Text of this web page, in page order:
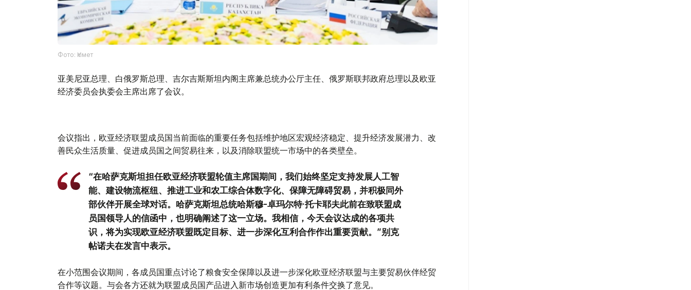
Фото: Үкімет
亚美尼亚总理、白俄罗斯总理、吉尔吉斯斯坦内阁主席兼总统办公厅主任、俄罗斯联邦政府总理以及欧亚
经济委员会执委会主席出席了会议。
会议指出，欧亚经济联盟成员国当前面临的重要任务包括维护地区宏观经济稳定、提升经济发展潜力、改
善民众生活质量、促进成员国之间贸易往来，以及消除联盟统一市场中的各类壁垒。
“在哈萨克斯坦担任欧亚经济联盟轮值主席国期间，我们始终坚定支持发展人工智
能、建设物流枢纽、推进工业和农工综合体数字化、保障无障碍贸易，并积极同外
部伙伴开展全球对话。哈萨克斯坦总统哈斯穆-卓玛尔特·托卡耶夫此前在致联盟成
员国领导人的信函中，也明确阐述了这一立场。我相信，今天会议达成的各项共
识，将为实现欧亚经济联盟既定目标、进一步深化互利合作作出重要贡献。”别克
帖诺夫在发言中表示。
在小范围会议期间，各成员国重点讨论了粮食安全保障以及进一步深化欧亚经济联盟与主要贸易伙伴经贸
合作等议题。与会各方还就为联盟成员国产品进入新市场创造更加有利条件交换了意见。